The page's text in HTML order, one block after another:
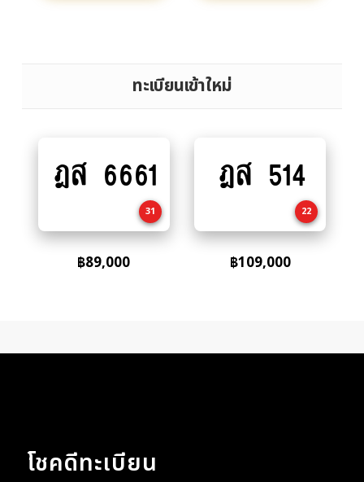
ทะเบียนเข้าใหม่
to
ฎส 6661
31
฿89,000
to
ฎส 514
22
฿109,000
โชคดีทะเบียน